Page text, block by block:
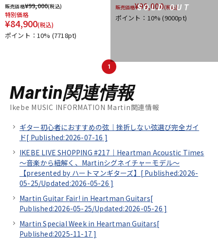
販売価格¥99,000(税込)
特別価格
¥84,900(税込)
ポイント：10% (7718pt)
SOLD OUT
販売価格¥99,000(税込)
ポイント：10%(9000pt)
1
Martin関連情報
Ikebe MUSIC INFORMATION Martin関連情報
ギター初心者におすすめの弦｜挫折しない弦選び完全ガイ
ド[ Published:2026-07-16 ]
IKEBE LIVE SHOPPING #217｜Heartman Acoustic Times
～音楽から紐解く、Martinシグネイチャーモデル～
【presented by ハートマンギターズ】[ Published:2026-
05-25/Updated:2026-05-26 ]
Martin Guitar Fair! in Heartman Guitars[
Published:2026-05-25/Updated:2026-05-26 ]
Martin Special Week in Heartman Guitars[
Published:2025-11-17 ]